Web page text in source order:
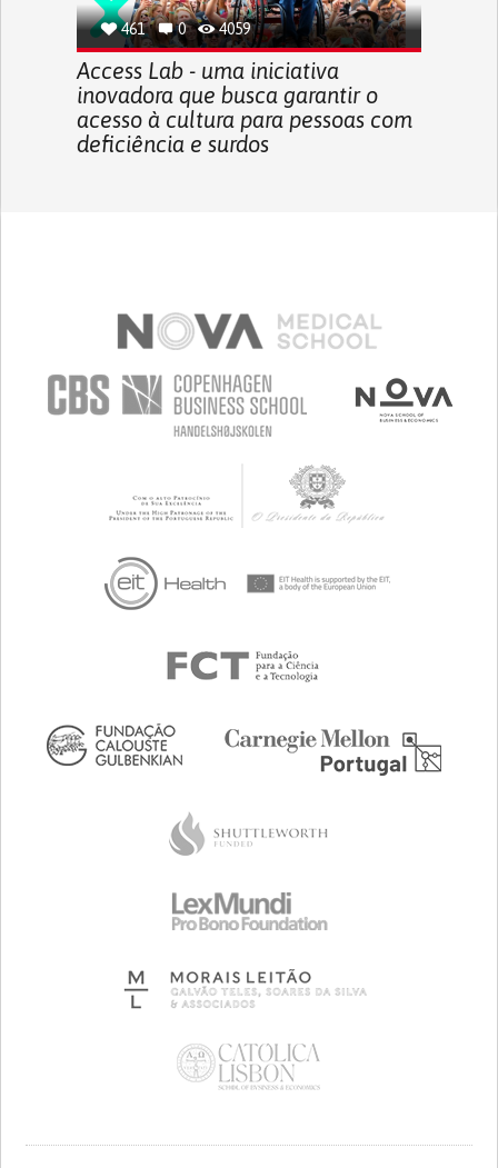
461 0 4059
Access Lab - uma iniciativa
inovadora que busca garantir o
acesso à cultura para pessoas com
deficiência e surdos